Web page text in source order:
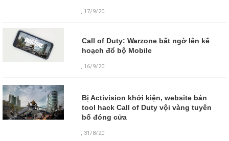
, 17/9/20
Call of Duty: Warzone bất ngờ lên kế
hoạch đổ bộ Mobile
, 16/9/20
Bị Activision khởi kiện, website bán
tool hack Call of Duty vội vàng tuyên
bố đóng cửa
, 31/8/20